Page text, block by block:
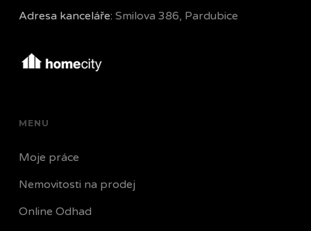
Adresa kanceláře: Smilova 386, Pardubice
MENU
Moje práce
Nemovitosti na prodej
Online Odhad